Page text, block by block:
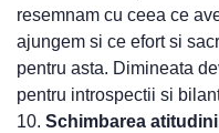
resemnam cu ceea ce
ajungem si ce efort si
pentru asta. Dimineata
pentru introspectii si
10. Schimbarea